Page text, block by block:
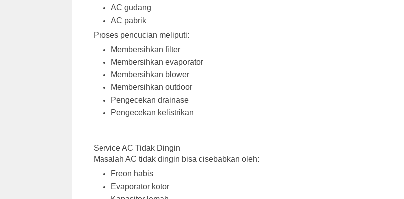
AC gudang
AC pabrik
Proses pencucian meliputi:
Membersihkan filter
Membersihkan evaporator
Membersihkan blower
Membersihkan outdoor
Pengecekan drainase
Pengecekan kelistrikan
Service AC Tidak Dingin
Masalah AC tidak dingin bisa disebabkan oleh:
Freon habis
Evaporator kotor